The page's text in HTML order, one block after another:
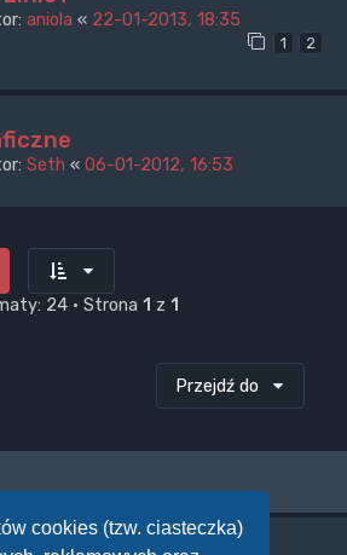
cookies (tzw. ciasteczka)
aniola « 22-01-2013, 18:35
1 2
Seth « 06-01-2012, 16:53
24 • Strona 1 z 1
Przejdź do